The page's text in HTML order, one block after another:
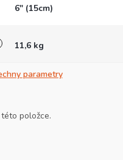
6" (15cm)
11,6 kg
parametry
položce.